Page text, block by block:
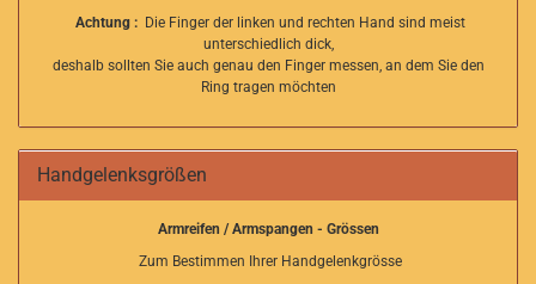
Achtung : Die Finger der linken und rechten Hand sind meist
unterschiedlich dick,
deshalb sollten Sie auch genau den Finger messen, an dem Sie den
Ring tragen möchten
Handgelenksgrößen
Armreifen / Armspangen - Grössen
Zum Bestimmen Ihrer Handgelenkgrösse